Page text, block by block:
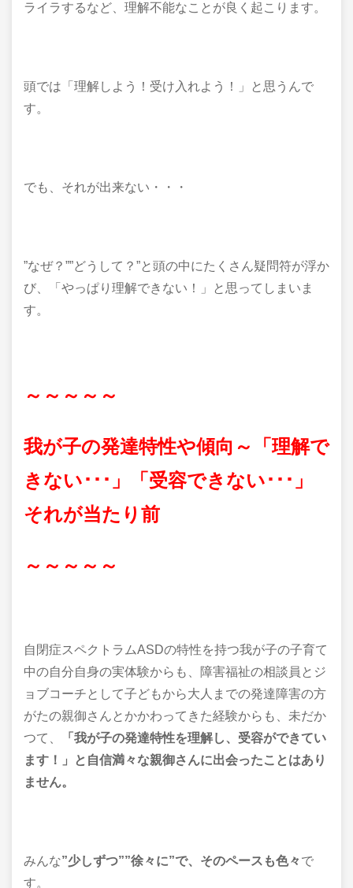
ライラするなど、理解不能なことが良く起こります。
頭では「理解しよう！受け入れよう！」と思うんで
す。
でも、それが出来ない・・・
”なぜ？””どうして？”と頭の中にたくさん疑問符が浮か
び、「やっぱり理解できない！」と思ってしまいま
す。
～～～～～
我が子の発達特性や傾向～「理解で
きない･･･」「受容できない･･･」
それが当たり前
～～～～～
自閉症スペクトラムASDの特性を持つ我が子の子育て
中の自分自身の実体験からも、障害福祉の相談員とジ
ョブコーチとして子どもから大人までの発達障害の方
がたの親御さんとかかわってきた経験からも、未だか
つて、
「我が子の発達特性を理解し、受容ができてい
ます！」と自信満々な親御さんに出会ったことはあり
ません。
みんな”少しずつ””徐々に”で、そのペースも色々 で
す。